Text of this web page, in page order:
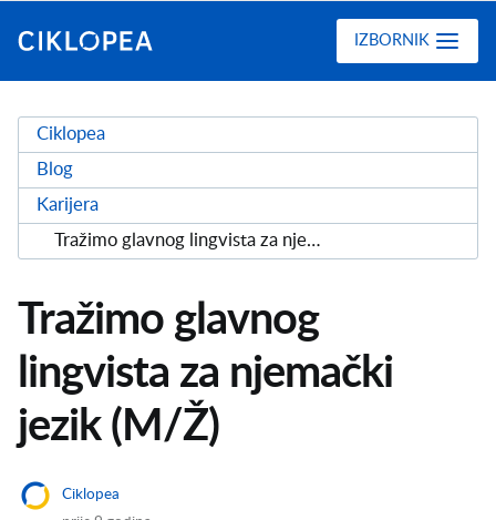
IZBORNIK
Ciklopea
Blog
Karijera
Tražimo glavnog lingvista za njemački jezik (M/Ž)
Tražimo glavnog
lingvista za njemački
jezik (M/Ž)
Ciklopea